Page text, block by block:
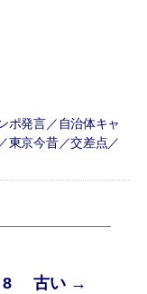
ポ発言／自治体キャ
東京今昔／交差点／
8 古い →